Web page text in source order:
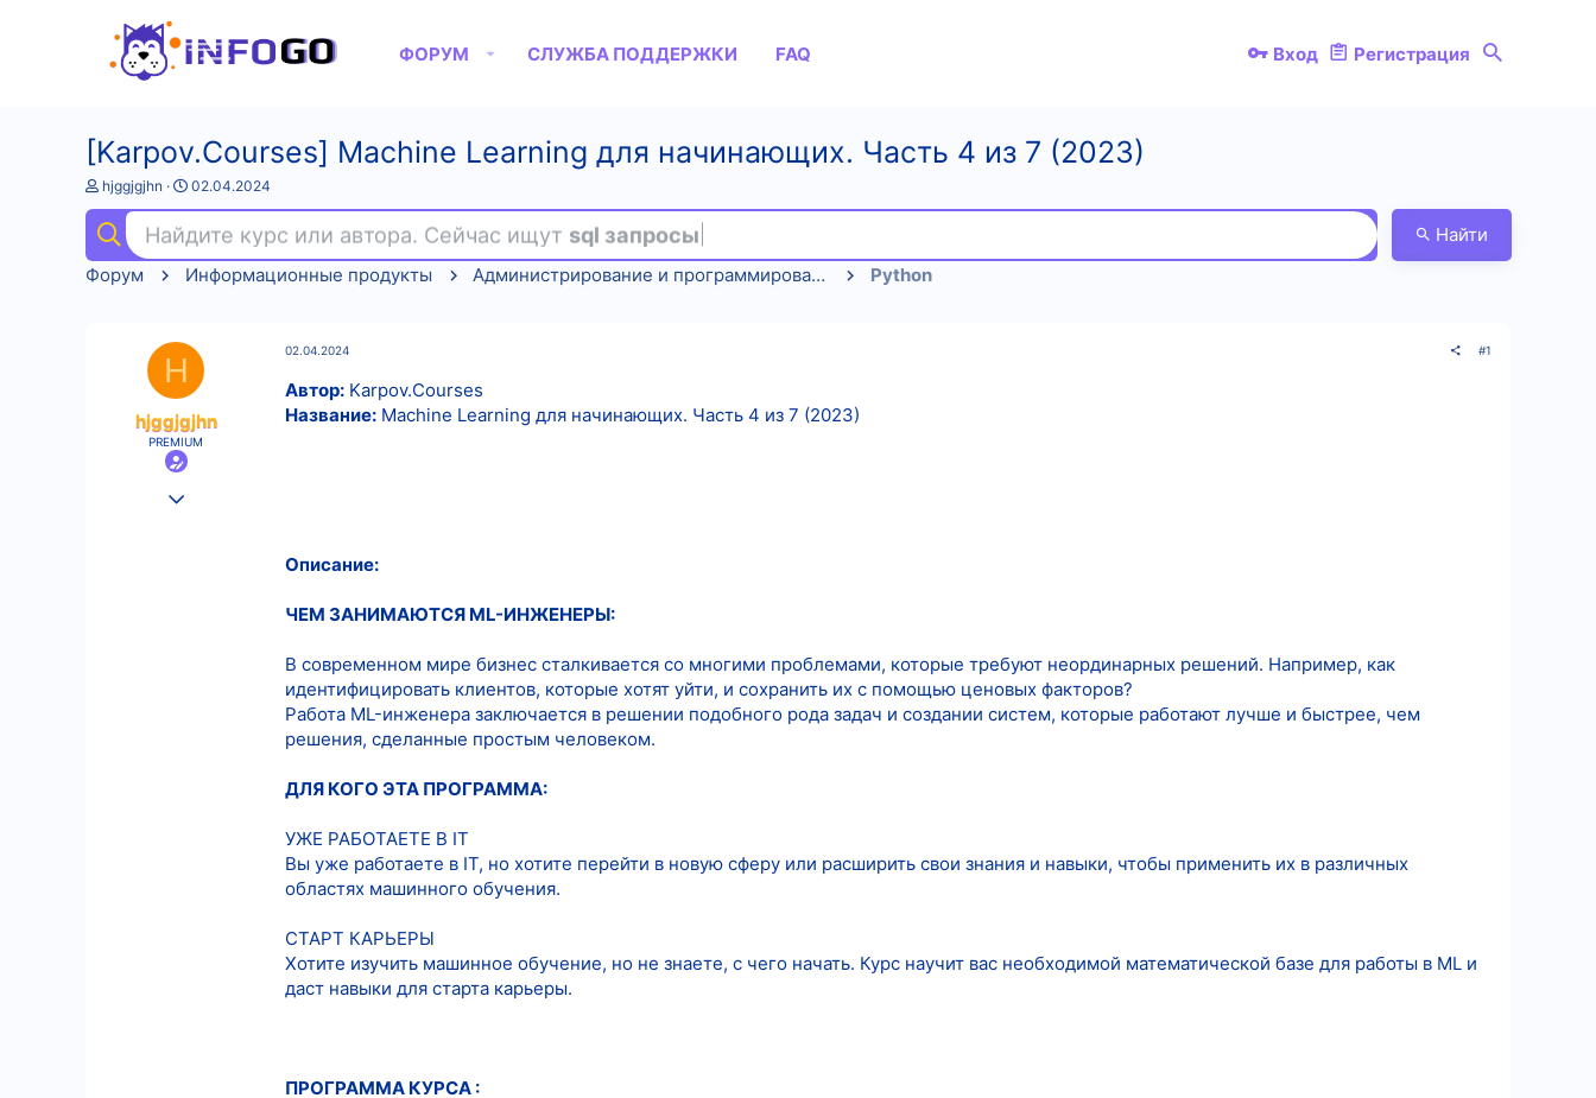
ФОРУМ СЛУЖБА ПОДДЕРЖКИ FAQ Вход Регистрация
[Karpov.Courses] Machine Learning для начинающих. Часть 4 из 7 (2023)
А
т
о
р
т
hjggjgjhn
Д
а
н
а
а
02.04.2024
Найдите курс или автора. Сейчас ищут sql запросы
Найти
Форум
Информационные продукты Администрирование и программирование Python
H
hjggjgjhn
PREMIUM
02.04.2024 #1
Автор: Karpov.Courses
Название: Machine Learning для начинающих. Часть 4 из 7 (2023)
Описание:
ЧЕМ ЗАНИМАЮТСЯ ML-ИНЖЕНЕРЫ:
В современном мире бизнес сталкивается со многими проблемами, которые требуют неординарных решений. Например, как
идентифицировать клиентов, которые хотят уйти, и сохранить их с помощью ценовых факторов?
Работа ML-инженера заключается в решении подобного рода задач и создании систем, которые работают лучше и быстрее, чем
решения, сделанные простым человеком.
ДЛЯ КОГО ЭТА ПРОГРАММА:
УЖЕ РАБОТАЕТЕ В IT
Вы уже работаете в IT, но хотите перейти в новую сферу или расширить свои знания и навыки, чтобы применить их в различных
областях машинного обучения.
СТАРТ КАРЬЕРЫ
Хотите изучить машинное обучение, но не знаете, с чего начать. Курс научит вас необходимой математической базе для работы в ML и
даст навыки для старта карьеры.
ПРОГРАММА КУРСА :